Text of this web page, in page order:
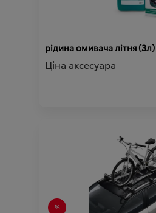
рідина омивача літня
Ціна аксесуара